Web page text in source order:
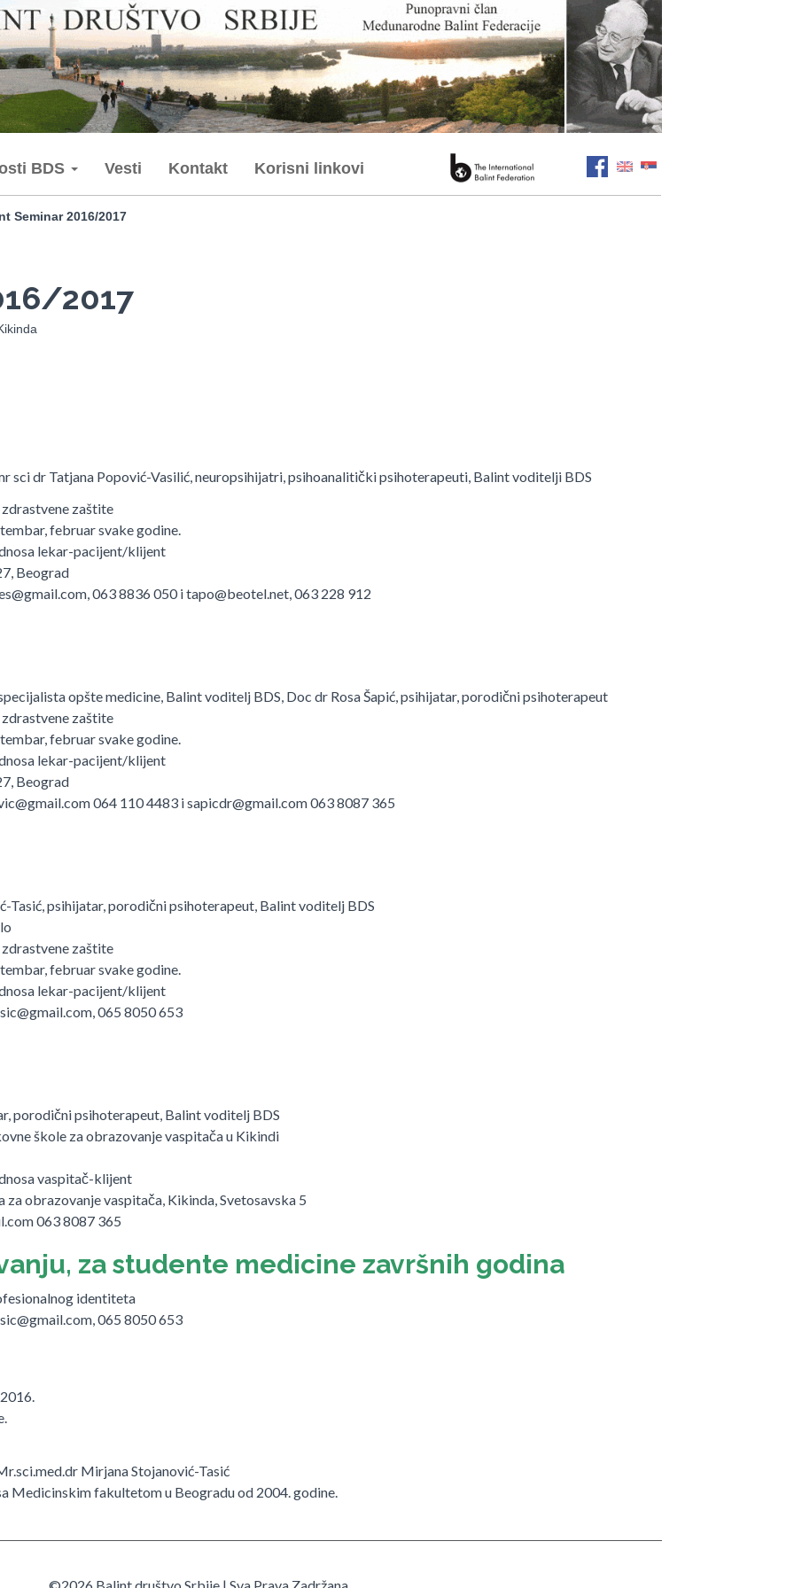
BDS Vesti Kontakt Korisni linkovi
Seminar 2016/2017
2017
sci dr Tatjana Popović-Vasilić, neuropsihijatri, psihoanalitički psihoterapeuti, Balint voditelji BDS
zaštite
februar svake godine.
lekar-pacijent/klijent
Beograd
063 8836 050 i tapo@beotel.net, 063 228 912
opšte medicine, Balint voditelj BDS, Doc dr Rosa Šapić, psihijatar, porodični psihoterapeut
zaštite
februar svake godine.
lekar-pacijent/klijent
Beograd
064 110 4483 i sapicdr@gmail.com 063 8087 365
Tasić, psihijatar, porodični psihoterapeut, Balint voditelj BDS
zaštite
februar svake godine.
lekar-pacijent/klijent
065 8050 653
porodični psihoterapeut, Balint voditelj BDS
škole za obrazovanje vaspitača u Kikindi
vaspitač-klijent
za obrazovanje vaspitača, Kikinda, Svetosavska 5
063 8087 365
za studente medicine završnih godina
identiteta
065 8050 653
Mirjana Stojanović-Tasić
Medicinskim fakultetom u Beogradu od 2004. godine.